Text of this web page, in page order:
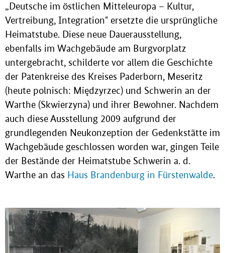
„Deutsche im östlichen Mitteleuropa – Kultur,
Vertreibung, Integration" ersetzte die ursprüngliche
Heimatstube. Diese neue Dauerausstellung,
ebenfalls im Wachgebäude am Burgvorplatz
untergebracht, schilderte vor allem die Geschichte
der Patenkreise des Kreises Paderborn, Meseritz
(heute polnisch: Międzyrzec) und Schwerin an der
Warthe (Skwierzyna) und ihrer Bewohner. Nachdem
auch diese Ausstellung 2009 aufgrund der
grundlegenden Neukonzeption der Gedenkstätte im
Wachgebäude geschlossen worden war, gingen Teile
der Bestände der Heimatstube Schwerin a. d.
Warthe an das Haus Brandenburg in Fürstenwalde.